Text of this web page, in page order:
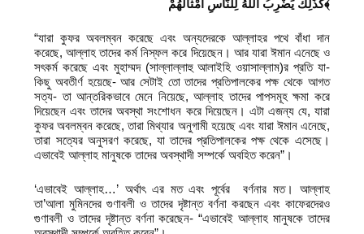
كَذَٰلِكَ يَضْرِبُ اللَّهُ لِلنَّاسِ أَمْثَالَهُمْ﴾
“যারা কুফর অবলম্বন করেছে এবং অন্যদেরকে আল্লাহর পথে বাঁধা দান
করেছে, আল্লাহ তাদের কর্ম নিস্ফল করে দিয়েছেন। আর যারা ঈমান এনেছে ও
সৎকর্ম করেছে এবং মুহাম্মদ (সাল্লাল্লাহু আলাইহি ওয়াসাল্লাম)র প্রতি যা-
কিছু অবতীর্ণ হয়েছে- আর সেটাই তো তাদের প্রতিপালকের পক্ষ থেকে আগত
সত্য- তা আন্তরিকভাবে মেনে নিয়েছে, আল্লাহ তাদের পাপসমূহ ক্ষমা করে
দিয়েছেন এবং তাদের অবস্থা সংশোধন করে দিয়েছেন। এটা এজন্য যে, যারা
কুফর অবলম্বন করেছে, তারা মিথ্যার অনুগামী হয়েছে এবং যারা ঈমান এনেছে,
তারা সত্যের অনুসরণ করেছে, যা তাদের প্রতিপালকের পক্ষ থেকে এসেছে।
এভাবেই আল্লাহ মানুষকে তাদের অবস্থাদী সম্পর্কে অবহিত করেন”।
‘এভাবেই আল্লাহ…’ অর্থাৎ এর মত এবং পূর্বের বর্ণনার মত। আল্লাহ
তা’আলা মুমিনদের গুণাবলী ও তাদের দৃষ্টান্ত বর্ণনা করছেন এবং কাফেরদেরও
গুণাবলী ও তাদের দৃষ্টান্ত বর্ণনা করেছেন- “এভাবেই আল্লাহ মানুষকে তাদের